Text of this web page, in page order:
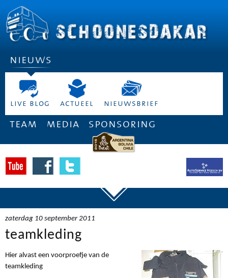
nieuws
live blog actueel nieuwsbrief
team media sponsoring
zaterdag 10 september 2011
teamkleding
Hier alvast een voorproefje van de
teamkleding